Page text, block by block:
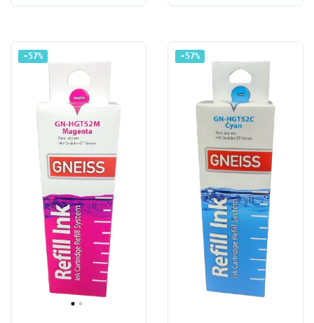
57% 57%